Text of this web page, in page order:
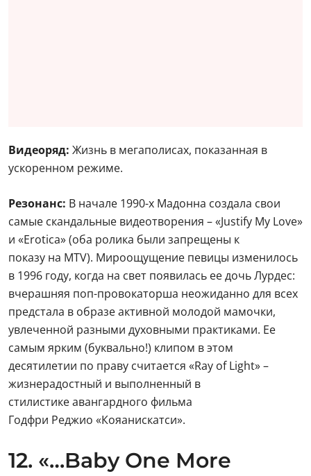
Видеоряд: Жизнь в мегаполисах, показанная в
ускоренном режиме.
Резонанс: В начале 1990-х Мадонна создала свои
самые скандальные видеотворения – «Justify My Love»
и «Erotica» (оба ролика были запрещены к
показу на MTV). Мироощущение певицы изменилось
в 1996 году, когда на свет появилась ее дочь Лурдес:
вчерашняя поп-провокаторша неожиданно для всех
предстала в образе активной молодой мамочки,
увлеченной разными духовными практиками. Ее
самым ярким (буквально!) клипом в этом
десятилетии по праву считается «Ray of Light» –
жизнерадостный и выполненный в
стилистике авангардного фильма
Годфри Реджио «Кояанискатси».
12. «…Baby One More